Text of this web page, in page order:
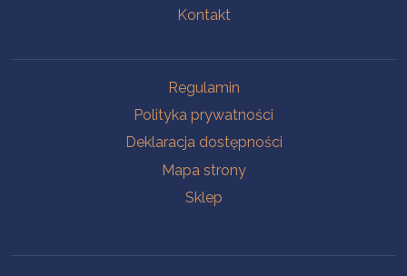
Kontakt
Regulamin
Polityka prywatności
Deklaracja dostępności
Mapa strony
Sklep